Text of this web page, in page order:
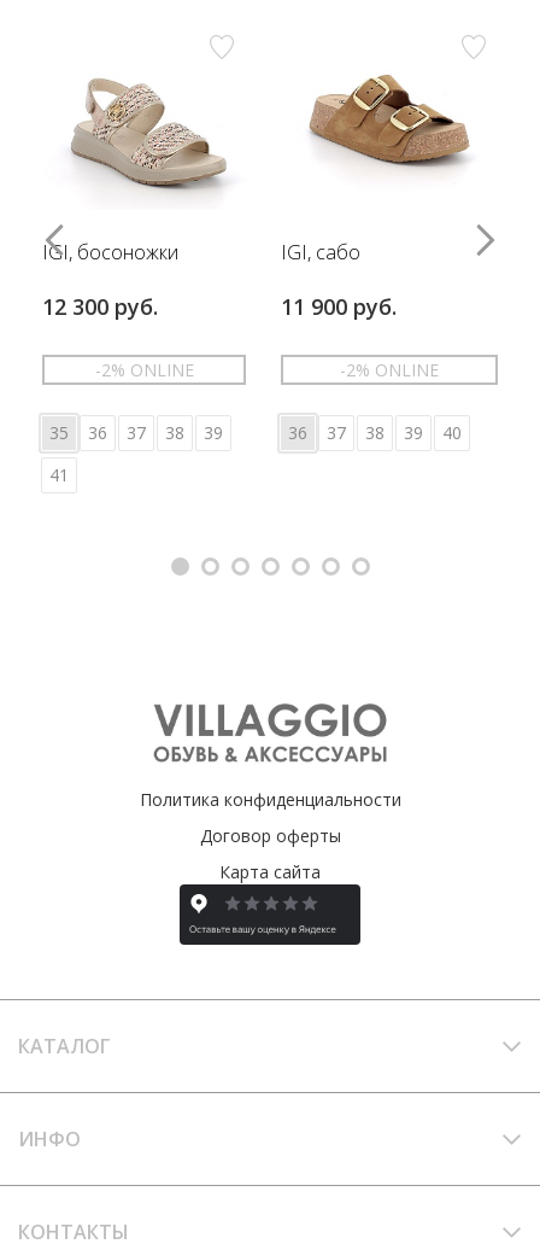
IGI, босоножки
12 300 руб.
-2% ONLINE
35 36 37 38
39
41
IGI, сабо
11 900 руб.
-2% ONLINE
36 37 38 39 40
Политика конфиденциальности
Договор оферты
Карта сайта
КАТАЛОГ
ИНФО
КОНТАКТЫ